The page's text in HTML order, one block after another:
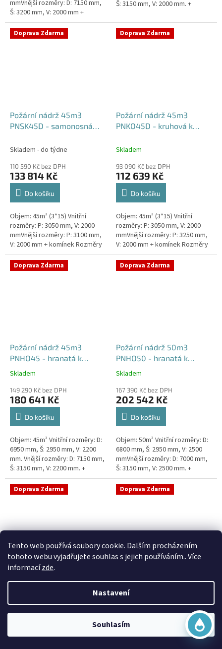
Tento web používá soubory cookie. Dalším procházením
tohoto webu vyjadřujete souhlas s jejich používáním.. Více
informacízde.
Nastavení
Souhlasím
mmVnější rozměry: D: 7150 mm,
Š: 3200 mm, V: 2000 mm +
komínek Běžná doba dodání 2-3
týdny od objednávky. Rozměry...
Š: 3150 mm, V: 2000 mm. +
týdny od objednávky....
Doprava Zdarma
Požární nádrž 45m3
PNSK45D - samonosná
Skladem - do týdne
110 590 Kč bez DPH
133 814 Kč
Do košíku
Objem: 45m³ (3*15) Vnitřní
rozměry: P: 3050 mm, V: 2000
mmVnější rozměry: P: 3100 mm,
V: 2000 mm + komínek Rozměry
nádrže možno jakkoliv upravit -
vyrobíme nádrž na...
Doprava Zdarma
Požární nádrž 45m3
PNKO45D - kruhová k
Skladem
93 090 Kč bez DPH
112 639 Kč
Do košíku
Objem: 45m³ (3*15) Vnitřní
rozměry: P: 3050 mm, V: 2000
mmVnější rozměry: P: 3250 mm,
V: 2000 mm + komínek Rozměry
nádrže možno jakkoliv upravit -
vyrobíme nádrž na...
Doprava Zdarma
Požární nádrž 45m3
PNHO45 - hranatá k
obetonování
Průměrné
produktu
je
5,0
hvězdiček.
Skladem
149 290 Kč bez DPH
180 641 Kč
Do košíku
Objem: 45m³ Vnitřní rozměry: D:
6950 mm, Š: 2950 mm, V: 2200
mm. Vnější rozměry: D: 7150 mm,
Š: 3150 mm, V: 2200 mm. +
komínek Běžná doba dodání 2-3
týdny od objednávky....
Doprava Zdarma
Požární nádrž 50m3
PNHO50 - hranatá k
obetonování
Průměrné
produktu
je
5,0
hvězdiček.
Skladem
167 390 Kč bez DPH
202 542 Kč
Do košíku
Objem: 50m³ Vnitřní rozměry: D:
6800 mm, Š: 2950 mm, V: 2500
mmVnější rozměry: D: 7000 mm,
Š: 3150 mm, V: 2500 mm. +
komínek Běžná doba dodání 2-3
týdny od objednávky. Rozměry...
Doprava Zdarma
Sací šachta samonosná
hodnocení
5,0
20 790 Kč bez DPH
Doprava Zdarma
Skladem
15 390 Kč bez DPH
Online
Začít konverzaci